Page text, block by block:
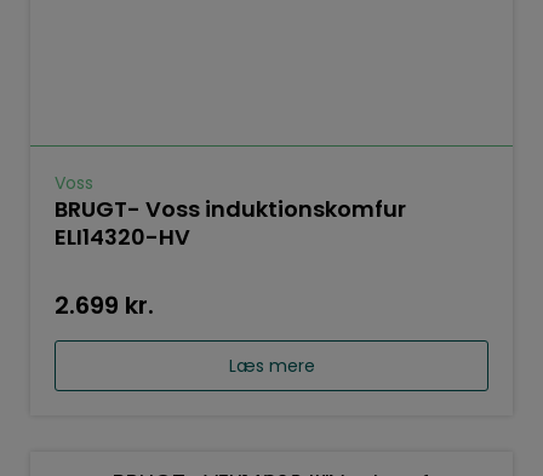
Voss
BRUGT- Voss induktionskomfur
ELI14320-HV
2.699 kr.
Læs mere